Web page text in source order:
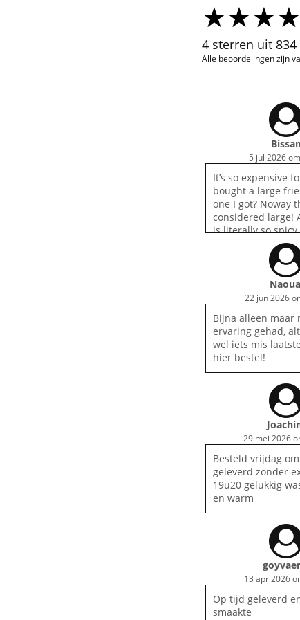
4 sterren uit
Alle beoordelingen zijn
5 jul 2026
It’s so expensive
bought a large
one I got? Noway
considered large!
is literally so
seasoning that I
really didn’t enjoy
22 jun 2026
Bijna alleen maar
ervaring gehad,
wel iets mis
hier bestel!
29 mei 2026
Besteld vrijdag
geleverd zonder
19u20 gelukkig
en warm
13 apr 2026
Op tijd geleverd
smaakte